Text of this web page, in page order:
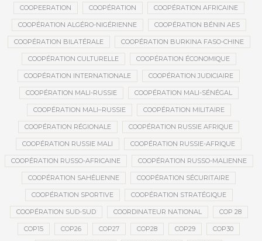
COOPEERATION COOPÉRATION COOPÉRATION AFRICAINE
COOPÉRATION ALGÉRO-NIGÉRIENNE COOPÉRATION BÉNIN AES
COOPÉRATION BILATÉRALE COOPÉRATION BURKINA FASO-CHINE
COOPÉRATION CULTURELLE COOPÉRATION ÉCONOMIQUE
COOPÉRATION INTERNATIONALE COOPÉRATION JUDICIAIRE
COOPÉRATION MALI-RUSSIE COOPÉRATION MALI-SÉNÉGAL
COOPÉRATION MALI–RUSSIE COOPÉRATION MILITAIRE
COOPÉRATION RÉGIONALE COOPÉRATION RUSSIE AFRIQUE
COOPÉRATION RUSSIE MALI COOPÉRATION RUSSIE-AFRIQUE
COOPÉRATION RUSSO-AFRICAINE COOPÉRATION RUSSO-MALIENNE
COOPÉRATION SAHÉLIENNE COOPÉRATION SÉCURITAIRE
COOPÉRATION SPORTIVE COOPÉRATION STRATÉGIQUE
COOPÉRATION SUD-SUD COORDINATEUR NATIONAL COP 28
COP15 COP26 COP27 COP28 COP29 COP30